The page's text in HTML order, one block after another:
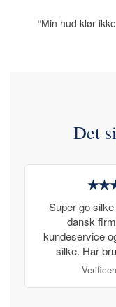
“Min hud klør
Det
Super go
dansk
kundeservice
silke. Har